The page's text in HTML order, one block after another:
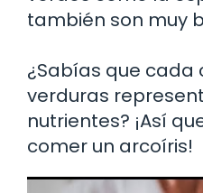
también son muy
¿Sabías que cada
verduras
nutrientes? ¡Así
comer un arcoíris!